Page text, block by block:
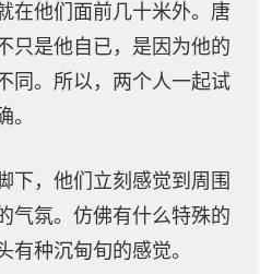
在他们面前几十米外。唐
只是他自已，是因为他的
同。所以，两个人一起试
。
下，他们立刻感觉到周围
气氛。仿佛有什么特殊的
有种沉甸旬的感觉。